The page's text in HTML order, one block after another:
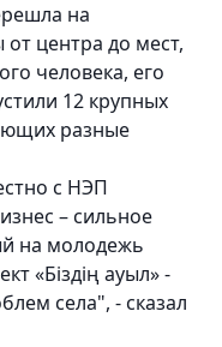
на
центра до мест,
человека, его
12 крупных
разные
с НЭП
– сильное
на молодежь
«Біздің ауыл» -
села", - сказал